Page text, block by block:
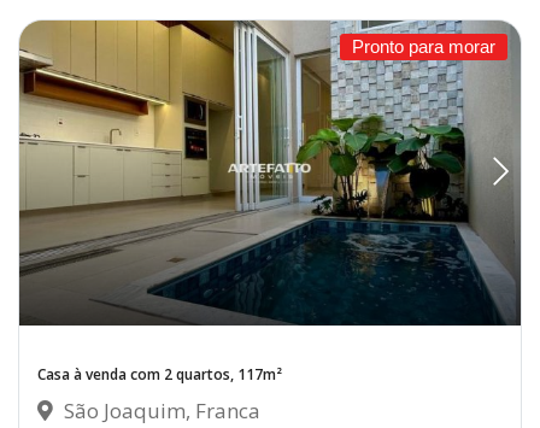
Pronto para morar
Casa à venda com 2 quartos, 117m²
São Joaquim, Franca